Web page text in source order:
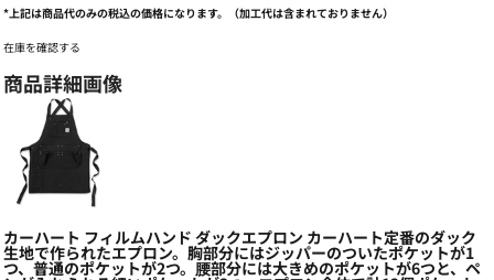
*上記は商品代のみの税込の価格になります。（加工代は含まれておりません）
在庫を確認する
商品詳細画像
カーハート フィルムハンド ダックエプロン カーハート定番のダック
生地で作られたエプロン。胸部分にはジッパーのついたポケットが1
つ、普通のポケットが2つ。腰部分には大きめのポケットが6つと、ペ